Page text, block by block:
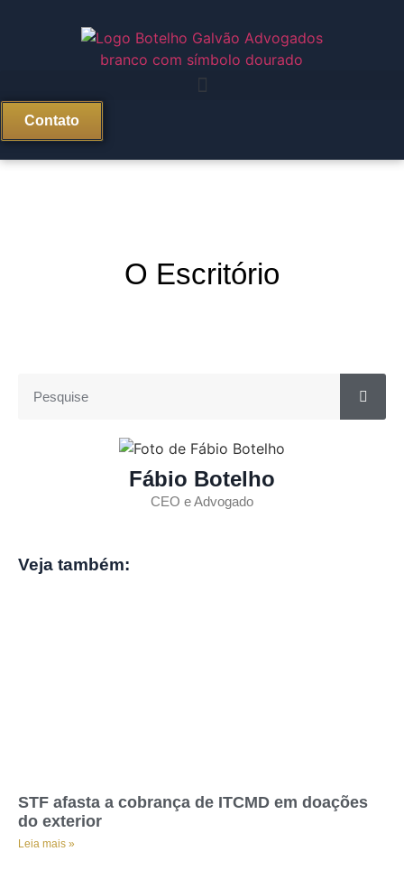
Contato
O Escritório
Fábio Botelho
CEO e Advogado
Veja também:
STF afasta a cobrança de ITCMD em doações
do exterior
Leia mais »